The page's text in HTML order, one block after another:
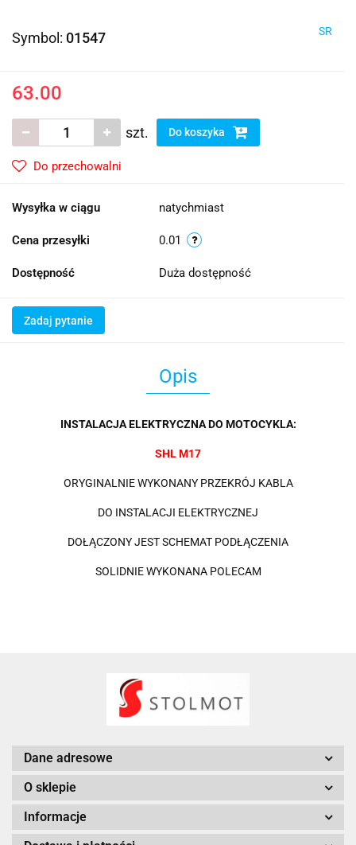
Symbol: 01547 SR
63.00
szt. Do koszyka
Do przechowalni
Wysyłka w ciągu natychmiast
Cena przesyłki 0.01
Dostępność Duża dostępność
Zadaj pytanie
Opis
INSTALACJA ELEKTRYCZNA DO MOTOCYKLA:
SHL M17
ORYGINALNIE WYKONANY PRZEKRÓJ KABLA
DO INSTALACJI ELEKTRYCZNEJ
DOŁĄCZONY JEST SCHEMAT PODŁĄCZENIA
SOLIDNIE WYKONANA POLECAM
Dane adresowe
O sklepie
Informacje